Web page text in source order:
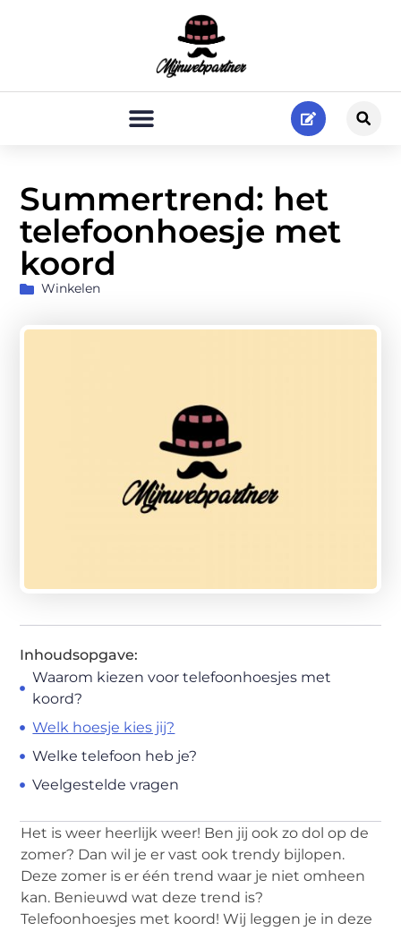
Summertrend: het
telefoonhoesje met
koord
Winkelen
Inhoudsopgave:
Waarom kiezen voor telefoonhoesjes met
koord?
Welk hoesje kies jij?
Welke telefoon heb je?
Veelgestelde vragen
Het is weer heerlijk weer! Ben jij ook zo dol op de
zomer? Dan wil je er vast ook trendy bijlopen.
Deze zomer is er één trend waar je niet omheen
kan. Benieuwd wat deze trend is?
Telefoonhoesjes met koord! Wij leggen je in deze